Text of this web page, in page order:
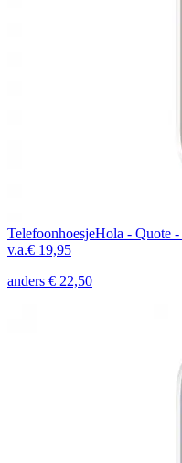
TelefoonhoesjeHola - Quote -
v.a.€ 19,95
anders € 22,50